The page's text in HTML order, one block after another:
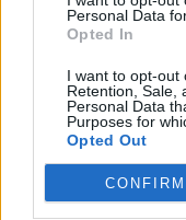
Personal Data
Opted In
I want to opt-out
Retention, Sale,
Personal Data
Purposes for
Opted Out
CONFIRM